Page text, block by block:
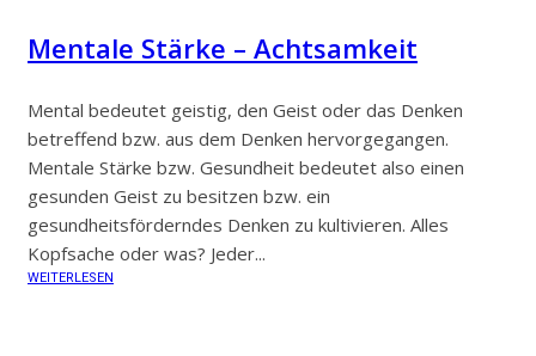
Mentale Stärke – Achtsamkeit
Mental bedeutet geistig, den Geist oder das Denken
betreffend bzw. aus dem Denken hervorgegangen.
Mentale Stärke bzw. Gesundheit bedeutet also einen
gesunden Geist zu besitzen bzw. ein
gesundheitsförderndes Denken zu kultivieren. Alles
Kopfsache oder was? Jeder...
WEITERLESEN